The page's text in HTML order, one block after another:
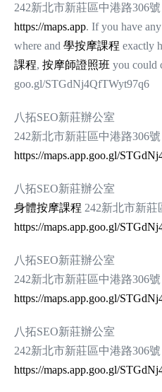
242新北市新莊區中港路306號
https://maps.app. If you have
where and 學按摩課程 exactly
課程, 按摩師證照班 you could
goo.gl/STGdNj4QfTWyt97q6
八拓SEO新莊辦公室
242新北市新莊區中港路306號
https://maps.app.goo.gl/
八拓SEO新莊辦公室
身體按摩課程 242新北市新莊
https://maps.app.goo.gl/
八拓SEO新莊辦公室
242新北市新莊區中港路306號
https://maps.app.goo.gl/
八拓SEO新莊辦公室
242新北市新莊區中港路306號
https://maps.app.goo.gl/